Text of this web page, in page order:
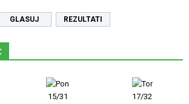
REZULTATI
15/31
17/32